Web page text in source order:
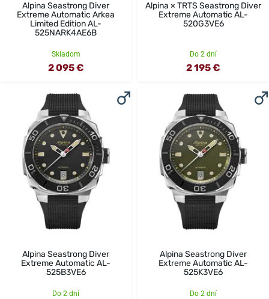
Alpina Seastrong Diver
Extreme Automatic Arkea
Limited Edition AL-
525NARK4AE6B
Skladom
2 095 €
Alpina × TRTS Seastrong Diver
Extreme Automatic AL-
520G3VE6
Do 2 dní
2 195 €
Alpina Seastrong Diver
Extreme Automatic AL-
525B3VE6
Do 2 dní
Alpina Seastrong Diver
Extreme Automatic AL-
525K3VE6
Do 2 dní